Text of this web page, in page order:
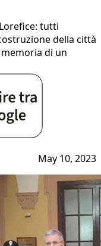
tutti
della città
di un
May 10, 2023